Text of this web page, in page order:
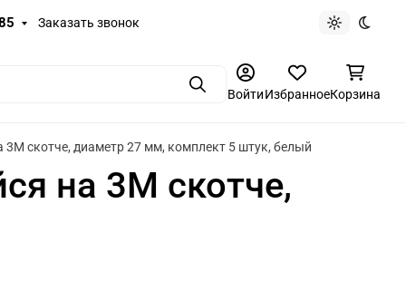
Заказать звонок
Светлая
ПоискВойтиИзбранноеКорзина
скотче, диаметр 27 мм, комплект 5 штук, белый
на 3М скотче,